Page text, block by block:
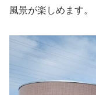
風景が楽しめます。